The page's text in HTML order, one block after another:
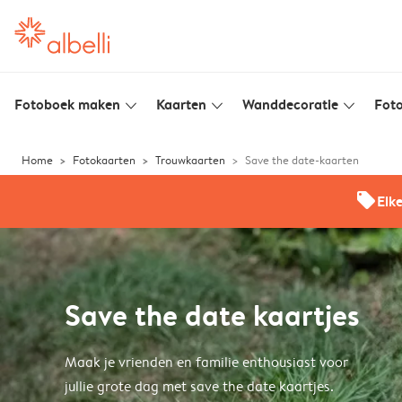
Fotoboek maken slim_arrow_down Kaarten slim_arrow_down Wanddecoratie slim_arrow_down
Home Fotokaarten Trouwkaarten Save the date-kaarten
offers
Save the date kaartjes
Maak je vrienden en familie enthousiast voor
jullie grote dag met save the date kaartjes.